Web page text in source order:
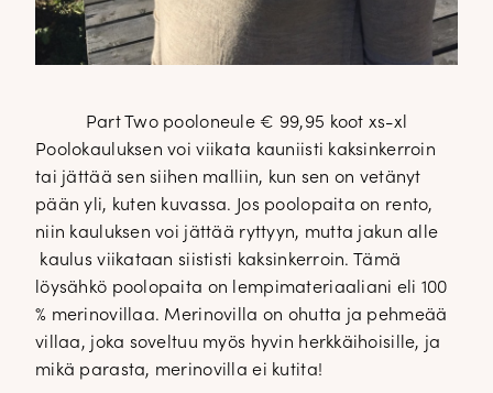
Part Two pooloneule € 99,95 koot xs-xl
Poolokauluksen voi viikata kauniisti kaksinkerroin
tai jättää sen siihen malliin, kun sen on vetänyt
pään yli, kuten kuvassa. Jos poolopaita on rento,
niin kauluksen voi jättää ryttyyn, mutta jakun alle
kaulus viikataan siististi kaksinkerroin. Tämä
löysähkö poolopaita on lempimateriaaliani eli 100
% merinovillaa. Merinovilla on ohutta ja pehmeää
villaa, joka soveltuu myös hyvin herkkäihoisille, ja
mikä parasta, merinovilla ei kutita!